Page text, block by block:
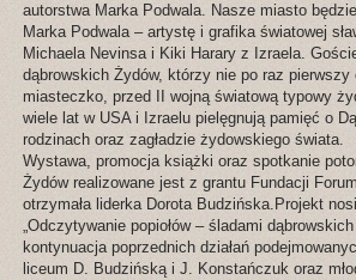
autorstwa Marka Podwala. Nasze miasto
Marka Podwala – artystę i grafika światowej
Michaela Nevinsa i Kiki Harary z Izraela.
dąbrowskich Żydów, którzy nie po raz pierwszy
miasteczko, przed II wojną światową typowy
wiele lat w USA i Izraelu pielęgnują pamięć o
rodzinach oraz zagładzie żydowskiego świata.
Wystawa, promocja książki oraz spotkanie
Żydów realizowane jest z grantu Fundacji
otrzymała liderka Dorota Budzińska.Projekt
„Odczytywanie popiołów – śladami
kontynuacja poprzednich działań
liceum D. Budzińską i J. Konstańczuk oraz